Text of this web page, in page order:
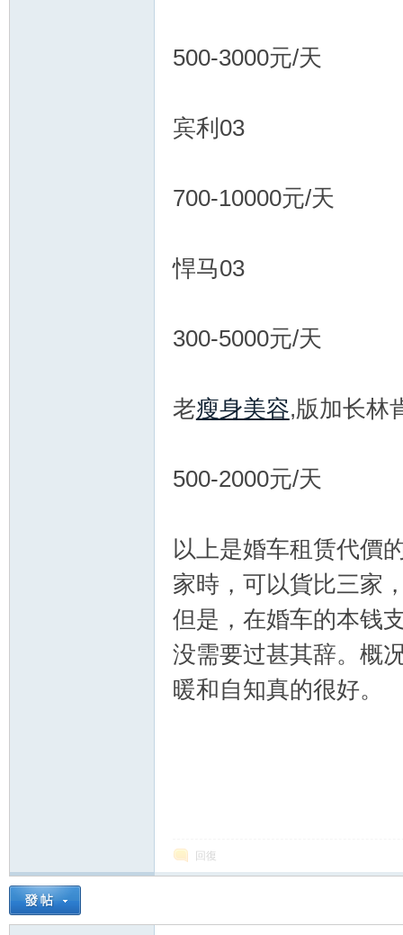
500-3000元/天
宾利03
700-10000元/天
悍马03
300-5000元/天
老瘦身美容,版加长林
500-2000元/天
以上是婚车租赁代價
家時，可以貨比三家
但是，在婚车的本钱
没需要过甚其辞。概
暖和自知真的很好。
回復